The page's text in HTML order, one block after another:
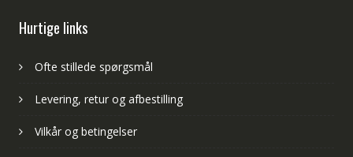
Hurtige links
Ofte stillede spørgsmål
Levering, retur og afbestilling
Vilkår og betingelser